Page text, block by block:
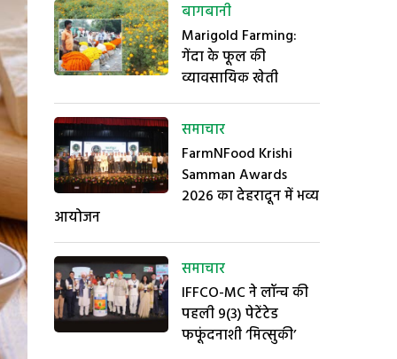
बागबानी
Marigold Farming:
गेंदा के फूल की
व्यावसायिक खेती
समाचार
FarmNFood Krishi
Samman Awards
2026 का देहरादून में भव्य
आयोजन
समाचार
IFFCO-MC ने लॉन्च की
पहली 9(3) पेटेंटेड
फफूंदनाशी ‘मित्सुकी’